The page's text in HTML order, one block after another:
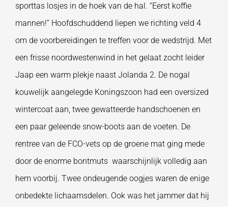
sporttas losjes in de hoek van de hal. “Eerst koffie
mannen!” Hoofdschuddend liepen we richting veld 4
om de voorbereidingen te treffen voor de wedstrijd. Met
een frisse noordwestenwind in het gelaat zocht leider
Jaap een warm plekje naast Jolanda 2. De nogal
kouwelijk aangelegde Koningszoon had een oversized
wintercoat aan, twee gewatteerde handschoenen en
een paar geleende snow-boots aan de voeten. De
rentree van de FCO-vets op de groene mat ging mede
door de enorme bontmuts waarschijnlijk volledig aan
hem voorbij. Twee ondeugende oogjes waren de enige
onbedekte lichaamsdelen. Ook was het jammer dat hij